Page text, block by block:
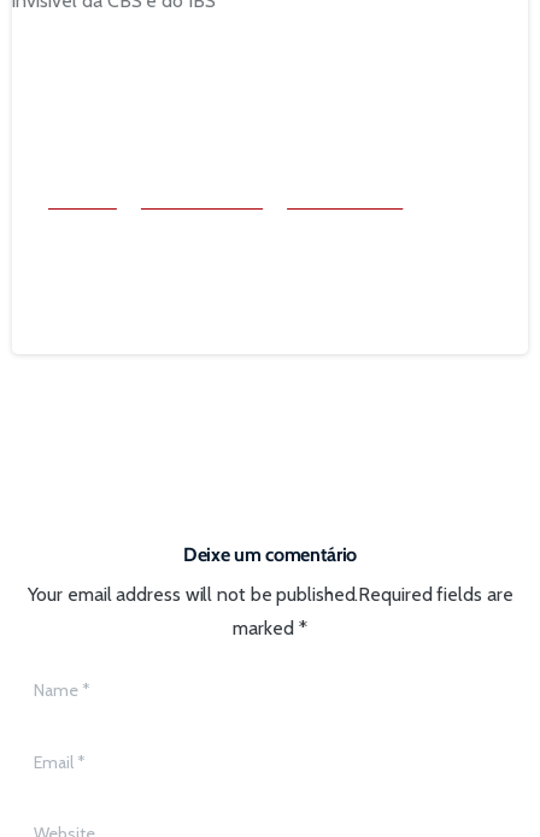
Deixe um comentário
Your email address will not be published.Required fields are
marked *
Name
Email
Website